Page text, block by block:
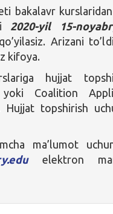
bakalavr
2020-yil 15-
Arizani
kifoya.
hujjat
Coalition
Hujjat topshirish
ma’lumot
elektron